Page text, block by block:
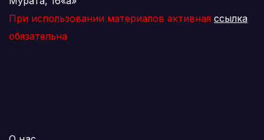
При использовании материалов активная ссылка
обязательна